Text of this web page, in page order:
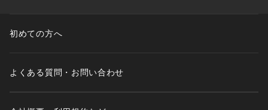
初めての方へ
よくある質問・お問い合わせ